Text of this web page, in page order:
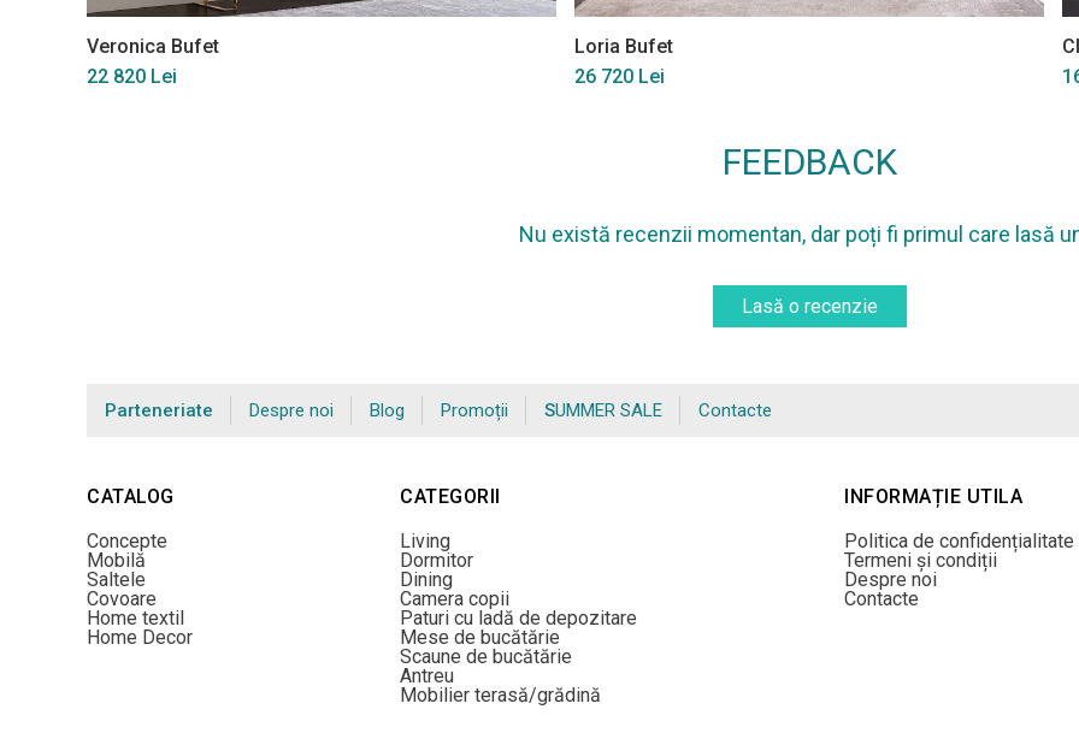
Veronica Bufet
22 820 Lei
Loria Bufet
26 720 Lei
FEEDBACK
Nu există recenzii momentan, dar poți fi primul care lasă
Lasă o recenzie
Parteneriate Despre noi Blog Promoții SUMMER SALE Contacte
CATALOG
Concepte
Mobilă
Saltele
Covoare
Home textil
Home Decor
CATEGORII
Living
Dormitor
Dining
Camera copii
Paturi cu ladă de depozitare
Mese de bucătărie
Scaune de bucătărie
Antreu
Mobilier terasă/grădină
INFORMAȚIE UTILA
Politica de confidențialitate
Termeni și condiții
Despre noi
Contacte